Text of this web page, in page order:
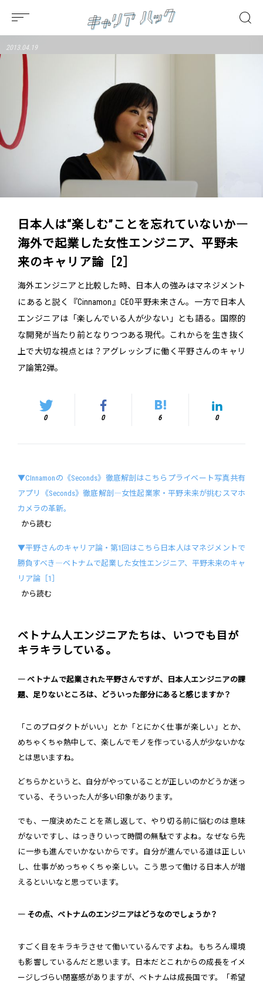
2013.04.19
日本人は“楽しむ”ことを忘れていないか―
海外で起業した女性エンジニア、平野未
来のキャリア論［2］
海外エンジニアと比較した時、日本人の強みはマネジメント
にあると説く『Cinnamon』CEO平野未来さん。一方で日本人
エンジニアは「楽しんでいる人が少ない」とも語る。国際的
な開発が当たり前となりつつある現代。これからを生き抜く
上で大切な視点とは？アグレッシブに働く平野さんのキャリ
ア論第2弾。
0 0 6 0
▼CInnamonの《Seconds》徹底解剖はこちらプライベート写真共有
アプリ《Seconds》徹底解剖―女性起業家・平野未来が挑むスマホ
カメラの革新。
から読む
▼平野さんのキャリア論・第1回はこちら日本人はマネジメントで
勝負すべき―ベトナムで起業した女性エンジニア、平野未来のキャ
リア論［1］
から読む
ベトナム人エンジニアたちは、いつでも目が
キラキラしている。
― ベトナムで起業された平野さんですが、日本人エンジニアの課
題、足りないところは、どういった部分にあると感じますか？
「このプロダクトがいい」とか「とにかく仕事が楽しい」とか、
めちゃくちゃ熱中して、楽しんでモノを作っている人が少ないかな
とは思いますね。
どちらかというと、自分がやっていることが正しいのかどうか迷っ
ている、そういった人が多い印象があります。
でも、一度決めたことを蒸し返して、やり切る前に悩むのは意味
がないですし、はっきりいって時間の無駄ですよね。なぜなら先
に一歩も進んでいかないからです。自分が進んでいる道は正しい
し、仕事がめっちゃくちゃ楽しい。こう思って働ける日本人が増
えるといいなと思っています。
― その点、ベトナムのエンジニアはどうなのでしょうか？
すごく目をキラキラさせて働いているんですよね。もちろん環境
も影響しているんだと思います。日本だとこれからの成長をイメ
ージしづらい閉塞感がありますが、ベトナムは成長国です。「希望